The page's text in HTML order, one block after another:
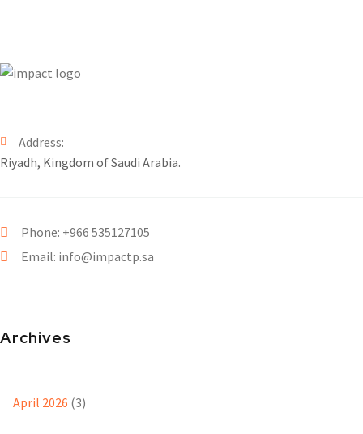
Address:
Riyadh, Kingdom of Saudi Arabia.
Phone: +966 535127105
Email: info@impactp.sa
Archives
April 2026 (3)